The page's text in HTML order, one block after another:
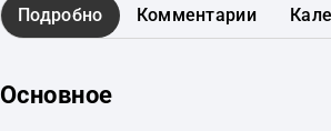
Подробно Комментарии
Основное